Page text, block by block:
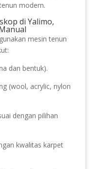
modern.
di Yalimo,
mesin tenun
dan bentuk).
(wool, acrylic, nylon
dengan pilihan
kwalitas karpet